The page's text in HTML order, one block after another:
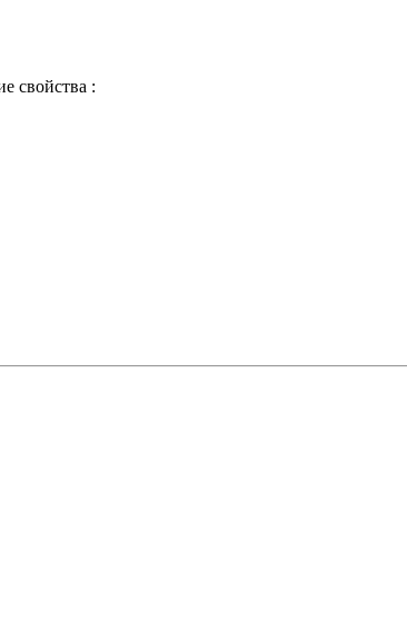
свойства :